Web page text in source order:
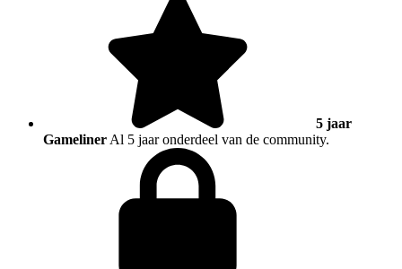
5 jaar
Gameliner Al 5 jaar onderdeel van de community.